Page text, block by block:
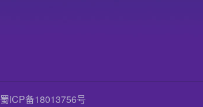
蜀ICP备18013756号